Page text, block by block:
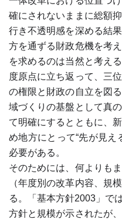
確にされないままに総額
行き不透明感を深める結
方を通ずる財政危機を考
を求めるのは当然と考え
度原点に立ち返って、三
の権限と財政の自立を図
域づくりの基盤として真
て明確にするとともに、
め地方にとって“先が見え
必要がある。
そのためには、何よりも
（年度別の改革内容、規
る。「基本方針2003」で
方針と規模が示されたが